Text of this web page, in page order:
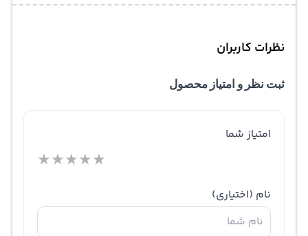
نظرات کاربران
ثبت نظر و امتیاز محصول
امتیاز شما
★★★★★
نام (اختیاری)